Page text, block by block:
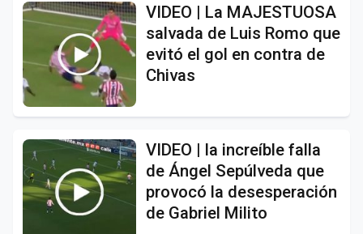
VIDEO | La MAJESTUOSA
salvada de Luis Romo que
evitó el gol en contra de
Chivas
VIDEO | la increíble falla
de Ángel Sepúlveda que
provocó la desesperación
de Gabriel Milito